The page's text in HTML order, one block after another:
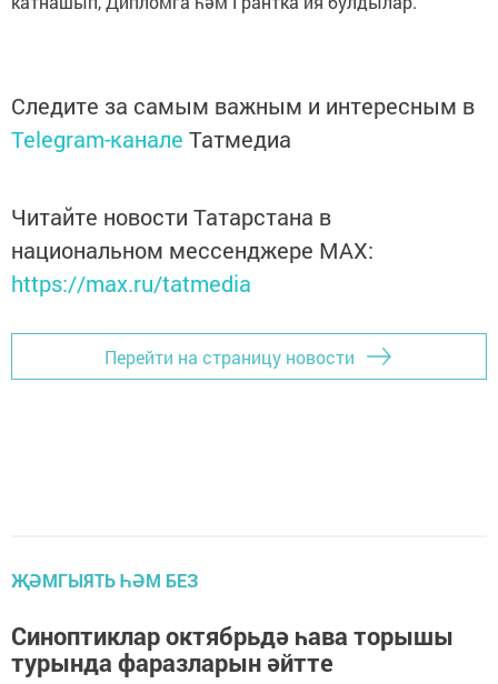
Следите за самым важным и интересным в
Telegram-канале Татмедиа
Читайте новости Татарстана в
национальном мессенджере MАХ:
https://max.ru/tatmedia
Перейти на страницу новости
ҖӘМГЫЯТЬ ҺӘМ БЕЗ
Синоптиклар октябрьдә һава торышы
турында фаразларын әйтте